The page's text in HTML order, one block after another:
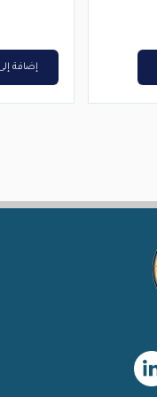
إضافة